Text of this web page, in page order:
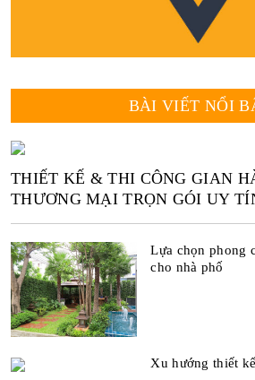
BÀI VIẾT NỔI
THIẾT KẾ & THI CÔNG GIAN
THƯƠNG MẠI TRỌN GÓI UY
Lựa chọn phong
cho nhà phố
Xu hướng thiết